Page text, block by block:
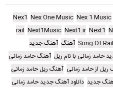
Nex 1 Music
Nex One Music
Nex1
Next1
Next1.ir
Next1Music
rail
Song Of آهنگ آهنگ جدید
حامد زمانی با نام ریل آهنگ حامد زمانی
ریل از حامد زمانی آهنگ ریل حامد زمانی
جدید دانلود آهنگ جدید حامد زمانی